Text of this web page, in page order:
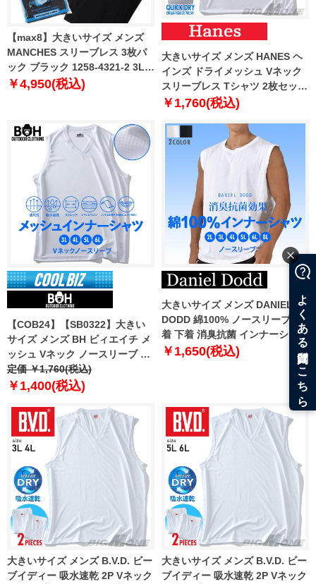
【max8】大きいサイズ メンズ
MANCHES スリーブレス 3枚パ
ック ブラック 1258-4321-2 3L
4L 5L 6L 7L 8L
￥4,950(税込)
大きいサイズ メンズ HANES ヘ
インズ ドライメッシュ Vネック
スリーブレス Tシャツ 2枚セット
軽量 抗菌防臭 肌着 下着
￥1,760(税込)
【COB24】【SB0322】大きい
サイズ メンズ BH ビィエイチ メ
ッシュ Vネック ノースリーブ 肌
着 下着 インナーシャツ 吸水速乾
bhu-2402
定価 ￥1,760(税込)
￥1,400(税込)
大きいサイズ メンズ DANIEL
DODD 綿100% ノースリーブ 肌
着 下着 消臭抗菌 インナーシャツ
azu-2352
￥1,650(税込)
大きいサイズ メンズ B.V.D. ビー
ブイディー 吸水速乾 2P Vネック
大きいサイズ メンズ B.V.D. ビー
ブイディー 吸水速乾 2P Vネック